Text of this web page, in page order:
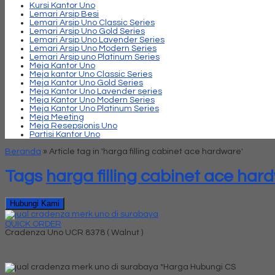
Kursi Kantor Uno
Lemari Arsip Besi
Lemari Arsip Uno Classic Series
Lemari Arsip Uno Gold Series
Lemari Arsip Uno Lavender Series
Lemari Arsip Uno Modern Series
Lemari Arsip uno Platinum Series
Meja Kantor Uno
Meja kantor Uno Classic Series
Meja Kantor Uno Gold Series
Meja Kantor Uno Lavender series
Meja Kantor Uno Modern Series
Meja Kantor Uno Platinum Series
Meja Meeting
Meja Resepsionis Uno
Partisi Kantor Uno
Beranda » Article tag in 'harga filling cabinet ace hardware'
Tags harga filling cabinet ace
Hubungi Kami
QUICK ORDER
Cradenza Uno UCR 8378 ( Walnut )
*Harga Hubungi CS